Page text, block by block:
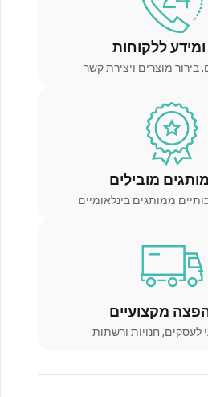
ללקוחות
בירור מוצרים ויצירת קשר
מובילים
ממותגים בינלאומיים
מקצועיים
לעסקים, חנויות ורשתות